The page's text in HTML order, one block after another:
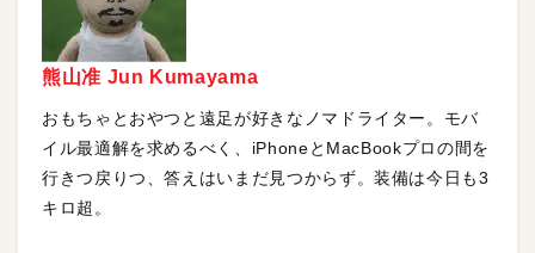
熊山准 Jun Kumayama
おもちゃとおやつと遠足が好きなノマドライター。モバ
イル最適解を求めるべく、iPhoneとMacBookプロの間を
行きつ戻りつ、答えはいまだ見つからず。装備は今日も3
キロ超。